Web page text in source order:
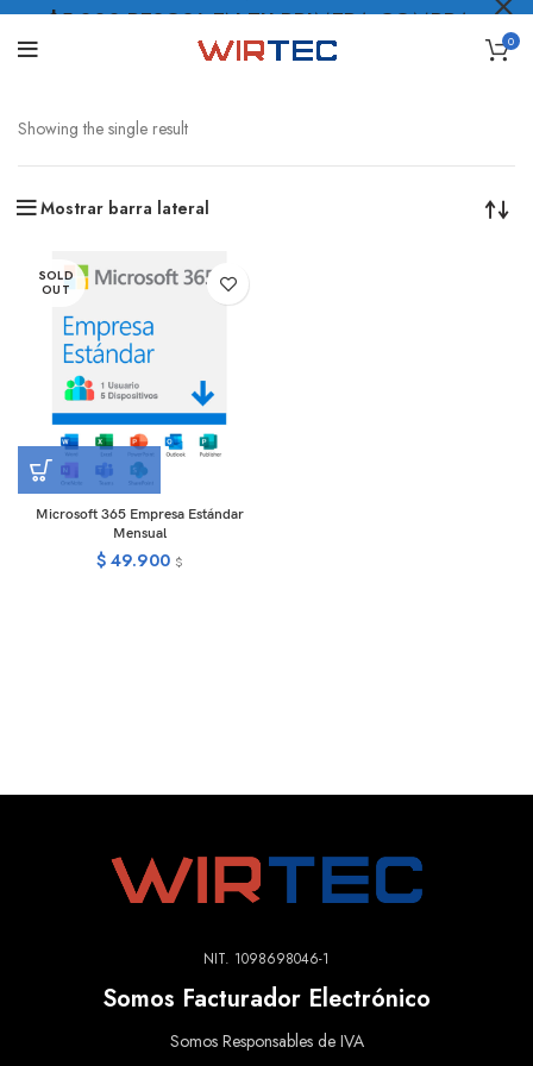
0
Showing the single result
Mostrar barra lateral
SOLD
OUT
Microsoft 365 Empresa Estándar
Mensual
$49.900 $
NIT. 1098698046-1
Somos Facturador Electrónico
Somos Responsables de IVA
$5.000 PESOS* EN TU PRIMERA COMPRA